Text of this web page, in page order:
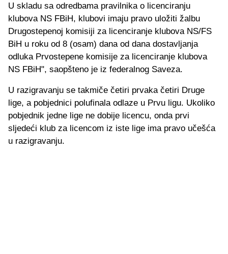
U skladu sa odredbama pravilnika o licenciranju
klubova NS FBiH, klubovi imaju pravo uložiti žalbu
Drugostepenoj komisiji za licenciranje klubova NS/FS
BiH u roku od 8 (osam) dana od dana dostavljanja
odluka Prvostepene komisije za licenciranje klubova
NS FBiH", saopšteno je iz federalnog Saveza.
U razigravanju se takmiče četiri prvaka četiri Druge
lige, a pobjednici polufinala odlaze u Prvu ligu. Ukoliko
pobjednik jedne lige ne dobije licencu, onda prvi
sljedeći klub za licencom iz iste lige ima pravo učešća
u razigravanju.